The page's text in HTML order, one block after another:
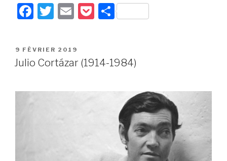
F
c
e
o
T
tt
er
E
ail
P
k
P
g
PUBLIÉ
LE
9 FÉVRIER 2019
Julio Cortázar (1914-1984)